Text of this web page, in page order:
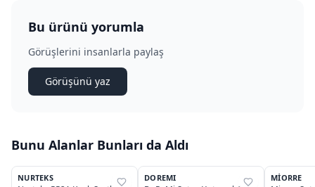
Bu ürünü yorumla
Görüşlerini insanlarla paylaş
Görüşünü yaz
Bunu Alanlar Bunları da Aldı
%31
NURTEKS %40
DOREMI %40
MIORRE